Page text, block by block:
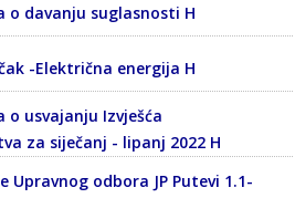
o davanju suglasnosti H
-Električna energija H
o usvajanju Izvješća
za siječanj - lipanj 2022 H
Upravnog odbora JP Putevi 1.1-